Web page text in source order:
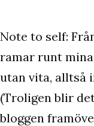
Note to self:
ramar runt
utan vita, alltså
(Troligen blir
bloggen